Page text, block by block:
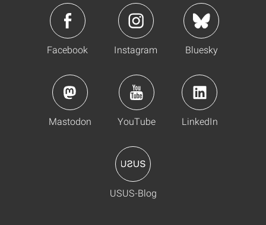
Facebook Instagram Bluesky
Mastodon YouTube LinkedIn
USUS-Blog